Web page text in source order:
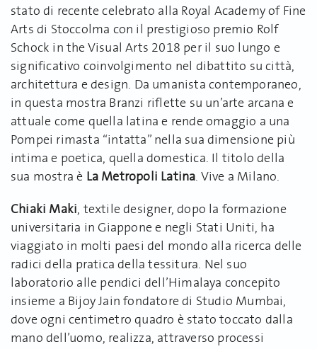
stato di recente celebrato alla Royal Academy of Fine
Arts di Stoccolma con il prestigioso premio Rolf
Schock in the Visual Arts 2018 per il suo lungo e
significativo coinvolgimento nel dibattito su città,
architettura e design. Da umanista contemporaneo,
in questa mostra Branzi riflette su un’arte arcana e
attuale come quella latina e rende omaggio a una
Pompei rimasta “intatta” nella sua dimensione più
intima e poetica, quella domestica. Il titolo della
sua mostra è La Metropoli Latina. Vive a Milano.
Chiaki Maki, textile designer, dopo la formazione
universitaria in Giappone e negli Stati Uniti, ha
viaggiato in molti paesi del mondo alla ricerca delle
radici della pratica della tessitura. Nel suo
laboratorio alle pendici dell’Himalaya concepito
insieme a Bijoy Jain fondatore di Studio Mumbai,
dove ogni centimetro quadro è stato toccato dalla
mano dell’uomo, realizza, attraverso processi